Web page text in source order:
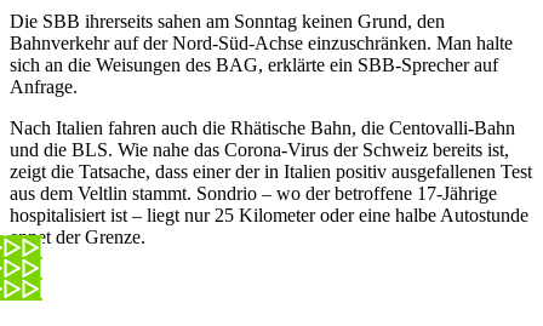
Die SBB ihrerseits sahen am Sonntag keinen Grund, den
Bahnverkehr auf der Nord-Süd-Achse einzuschränken. Man halte
sich an die Weisungen des BAG, erklärte ein SBB-Sprecher auf
Anfrage.
Nach Italien fahren auch die Rhätische Bahn, die Centovalli-Bahn
und die BLS. Wie nahe das Corona-Virus der Schweiz bereits ist,
zeigt die Tatsache, dass einer der in Italien positiv ausgefallenen Test
aus dem Veltlin stammt. Sondrio – wo der betroffene 17-Jährige
hospitalisiert ist – liegt nur 25 Kilometer oder eine halbe Autostunde
ennet der Grenze.